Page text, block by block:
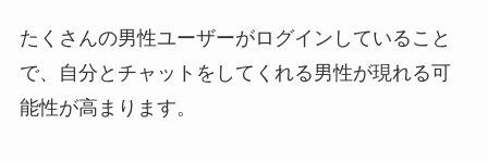
たくさんの男性ユーザーがログインしていること
で、自分とチャットをしてくれる男性が現れる可
能性が高まります。